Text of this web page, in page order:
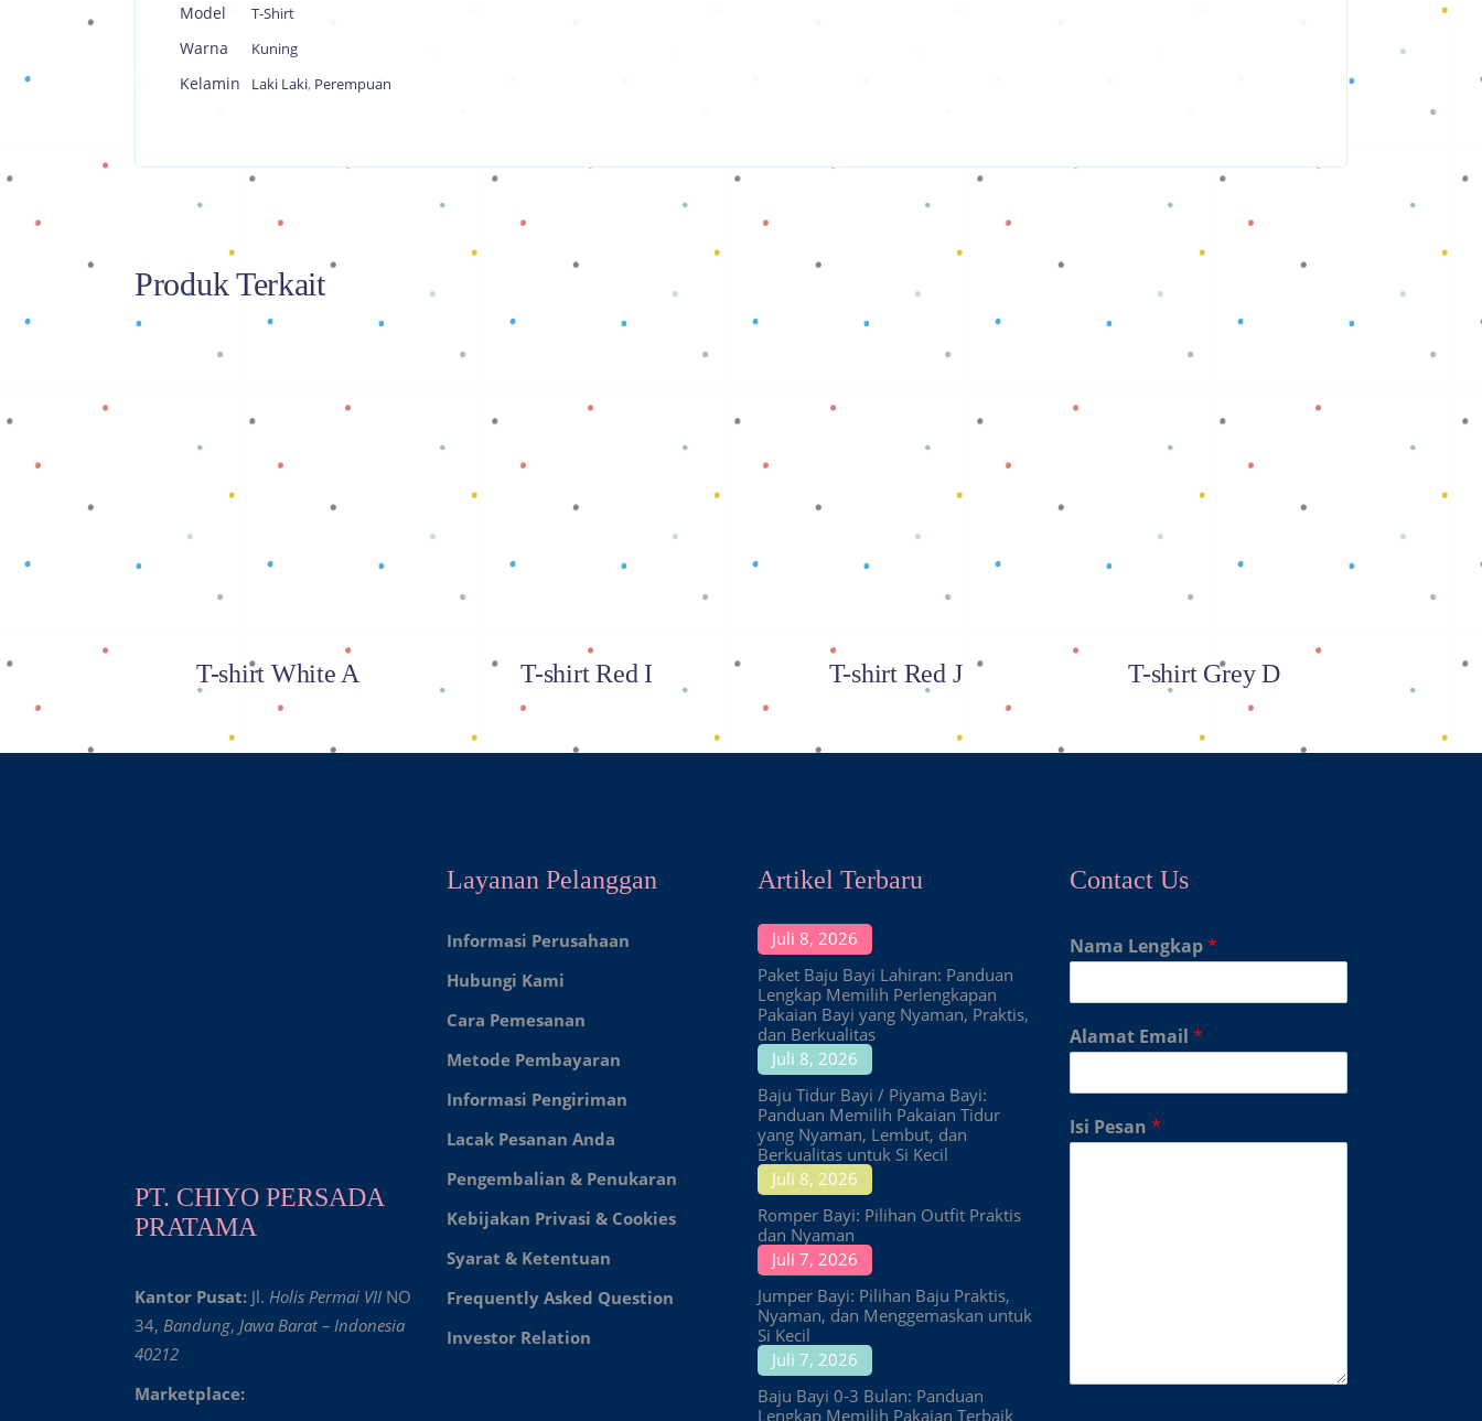
Model T-Shirt
Warna Kuning
Kelamin Laki Laki, Perempuan
Produk Terkait
Baca selengkapnya
T-shirt White A T-shirt Red I
Baca selengkapnya
T-shirt Red J
Baca selengkapnya
T-shirt Grey D
PT. CHIYO PERSADA
PRATAMA
Kantor Pusat: Jl. Holis Permai VII NO
34, Bandung, Jawa Barat – Indonesia
40212
Marketplace:
Layanan Pelanggan
Informasi Perusahaan
Hubungi Kami
Cara Pemesanan
Metode Pembayaran
Informasi Pengiriman
Lacak Pesanan Anda
Pengembalian & Penukaran
Kebijakan Privasi & Cookies
Syarat & Ketentuan
Frequently Asked Question
Investor Relation
Artikel Terbaru
Juli 8, 2026
Paket Baju Bayi Lahiran: Panduan
Lengkap Memilih Perlengkapan
Pakaian Bayi yang Nyaman, Praktis,
dan Berkualitas
Juli 8, 2026
Baju Tidur Bayi / Piyama Bayi:
Panduan Memilih Pakaian Tidur
yang Nyaman, Lembut, dan
Berkualitas untuk Si Kecil
Juli 8, 2026
Romper Bayi: Pilihan Outfit Praktis
dan Nyaman
Juli 7, 2026
Jumper Bayi: Pilihan Baju Praktis,
Nyaman, dan Menggemaskan untuk
Si Kecil
Juli 7, 2026
Baju Bayi 0-3 Bulan: Panduan
Lengkap Memilih Pakaian Terbaik
Contact Us
Nama Lengkap*
Alamat Email *
Isi Pesan *